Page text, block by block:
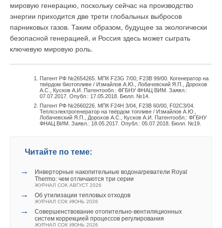
мировую генерацию, поскольку сейчас на производство
энергии приходится две трети глобальных выбросов
парниковых газов. Таким образом, будущее за экологически
безопасной генерацией, и Россия здесь может сыграть
ключевую мировую роль.
Патент РФ №2654265. МПК F23G 7/00, F23B 99/00. Когенератор на
твёрдом биотопливе / Измайлов А.Ю., Лобачевский Я.П., Дорохов
А.С., Кусков А.И. Патентообл.: ФГБНУ ФНАЦ ВИМ. Заявл.:
07.07.2017. Опубл.: 17.05.2018. Бюлл. №14.
Патент РФ №2660226. МПК F24H 3/04, F23B 60/00, F02C3/04.
Теплоэлектрогенератор на твёрдом топливе / Измайлов А.Ю.,
Лобачевский Я.П., Дорохов А.С., Кусков А.И. Патентообл.: ФГБНУ
ФНАЦ ВИМ. Заявл.: 18.05.2017. Опубл.: 05.07.2018. Бюлл. №19.
Читайте по теме:
→
Инверторные накопительные водонагреватели Royal
Thermo: чем отличаются три серии
ЖУРНАЛ СОК АВГУСТ 2026
→ Об утилизации тепловых отходов
ЖУРНАЛ СОК ИЮНЬ 2026
→
Совершенствование отопительно-вентиляционных
систем коррекцией процессов регулирования
ЖУРНАЛ СОК ИЮНЬ 2026